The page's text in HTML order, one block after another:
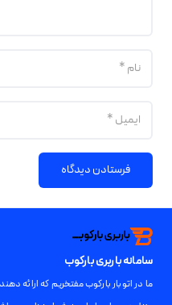
فرستادن دیدگاه
سامانه باربری بارکوب
ما در اتوبار بارکوب مفتخریم که ارائه